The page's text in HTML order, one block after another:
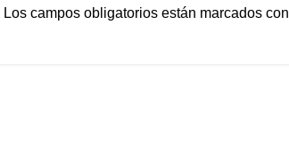
Los campos obligatorios están marcados con